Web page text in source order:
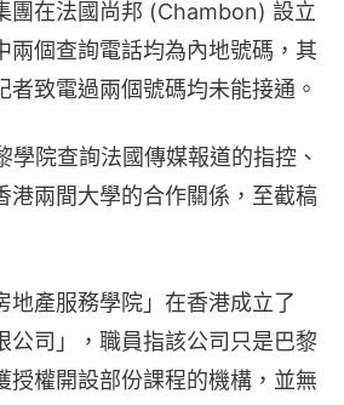
團在法國尚邦 (Chambon) 設立
兩個查詢電話均為內地號碼，其
者致電過兩個號碼均未能接通。
學院查詢法國傳媒報道的指控、
港兩間大學的合作關係，至截稿
地產服務學院」在香港成立了
公司」，職員指該公司只是巴黎
授權開設部份課程的機構，並無